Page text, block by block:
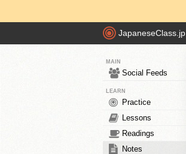
JapaneseClass.jp
MAIN
Social Feeds
LEARN
Practice
Lessons
Readings
Notes